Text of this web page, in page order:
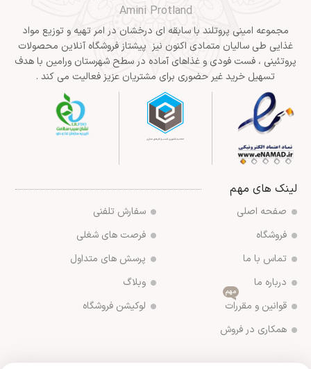
Amini Protland
مجموعه امینی پروتلند با سابقه ای درخشان در امر تهیه و توزیع مواد
غذایی طی سالیان متمادی اکنون نیز پیشتاز فروشگاه آنلاین محصولات
پروتئینی ، فست فودی و غذاهای آماده در سطح شهرستان ورامین با هدف
تسهیل خرید غیر حضوری برای مشتریان عزیز فعالیت می کند .
لینک های مهم
صفحه اصلی
فروشگاه
تماس با ما
درباره ما
قوانین و مقررات
مهم
همکاری در فروش
سفارش تلفنی
فرصت های شغلی
پرسش های متداول
وبلاگ
لوکیشن فروشگاه